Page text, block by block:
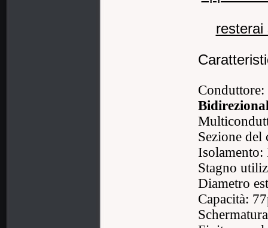
resterai
Sezione
Isolamento:
Stagno
Diametro
Capacità: